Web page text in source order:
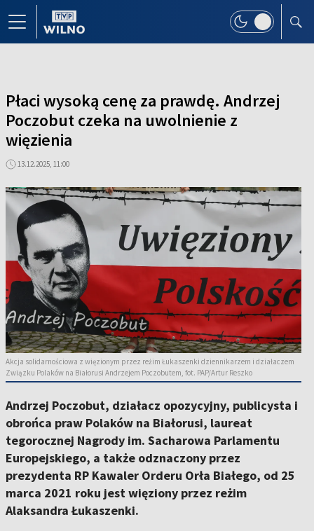
Płaci wysoką cenę za prawdę. Andrzej
Poczobut czeka na uwolnienie z
więzienia
13.12.2025, 11:00
Akcja solidarnościowa z więzionym przez reżim Łukaszenki dziennikarzem i działaczem
Związku Polaków na Białorusi Andrzejem Poczobutem, fot. PAP/Artur Reszko
Andrzej Poczobut, działacz opozycyjny, publicysta i
obrońca praw Polaków na Białorusi, laureat
tegorocznej Nagrody im. Sacharowa Parlamentu
Europejskiego, a także odznaczony przez
prezydenta RP Kawaler Orderu Orła Białego, od 25
marca 2021 roku jest więziony przez reżim
Alaksandra Łukaszenki.